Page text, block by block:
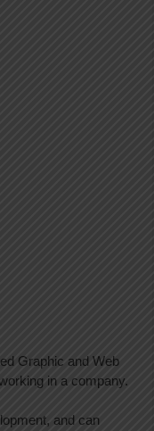
Graphic and Web
in a company.
and can